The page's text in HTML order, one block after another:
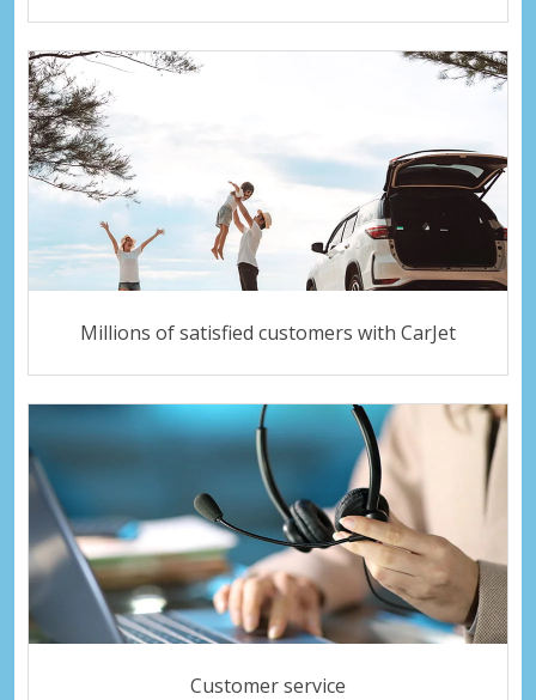
Millions of satisfied customers with CarJet
Customer service